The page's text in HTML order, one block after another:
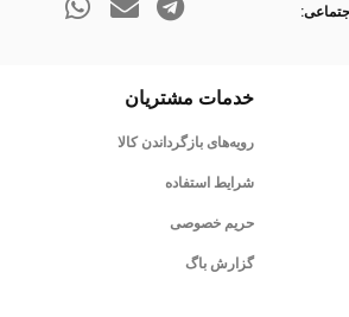
خدمات مشتریان
رویه‌های بازگرداندن کالا
شرایط استفاده
حریم خصوصی
گزارش باگ